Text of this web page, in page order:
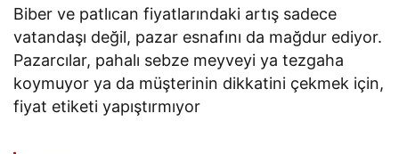
Biber ve patlıcan fiyatlarındaki artış sadece
vatandaşı değil, pazar esnafını da mağdur ediyor.
Pazarcılar, pahalı sebze meyveyi ya tezgaha
koymuyor ya da müşterinin dikkatini çekmek için,
fiyat etiketi yapıştırmıyor